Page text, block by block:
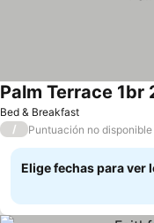
Bed & Breakfast
Palm Terrace 1br
/ Puntuación no disponible
Elige fechas para ver